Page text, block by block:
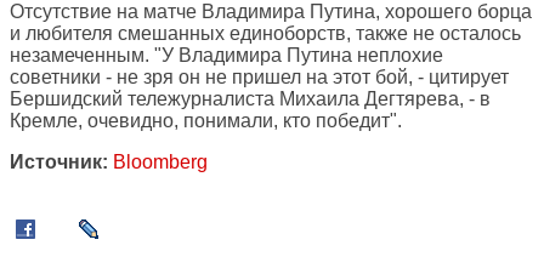
Отсутствие на матче Владимира Путина, хорошего борца
и любителя смешанных единоборств, также не осталось
незамеченным. "У Владимира Путина неплохие
советники - не зря он не пришел на этот бой, - цитирует
Бершидский тележурналиста Михаила Дегтярева, - в
Кремле, очевидно, понимали, кто победит".
Источник: Bloomberg